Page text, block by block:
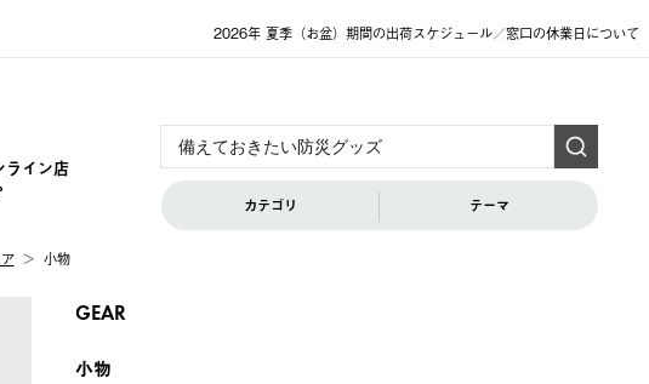
2026年 夏季（お盆）期間の出荷スケジュール／窓口の休業日について
ライン店
カテゴリ テーマ
小物
GEAR
小物